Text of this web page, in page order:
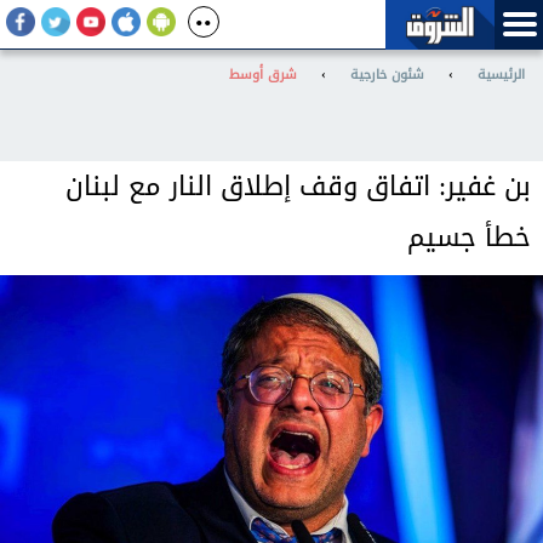
الرئيسية › شئون خارجية › شرق أوسط
بن غفير: اتفاق وقف إطلاق النار مع لبنان
خطأ جسيم